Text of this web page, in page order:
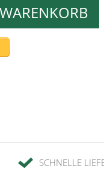
SCHNELLE